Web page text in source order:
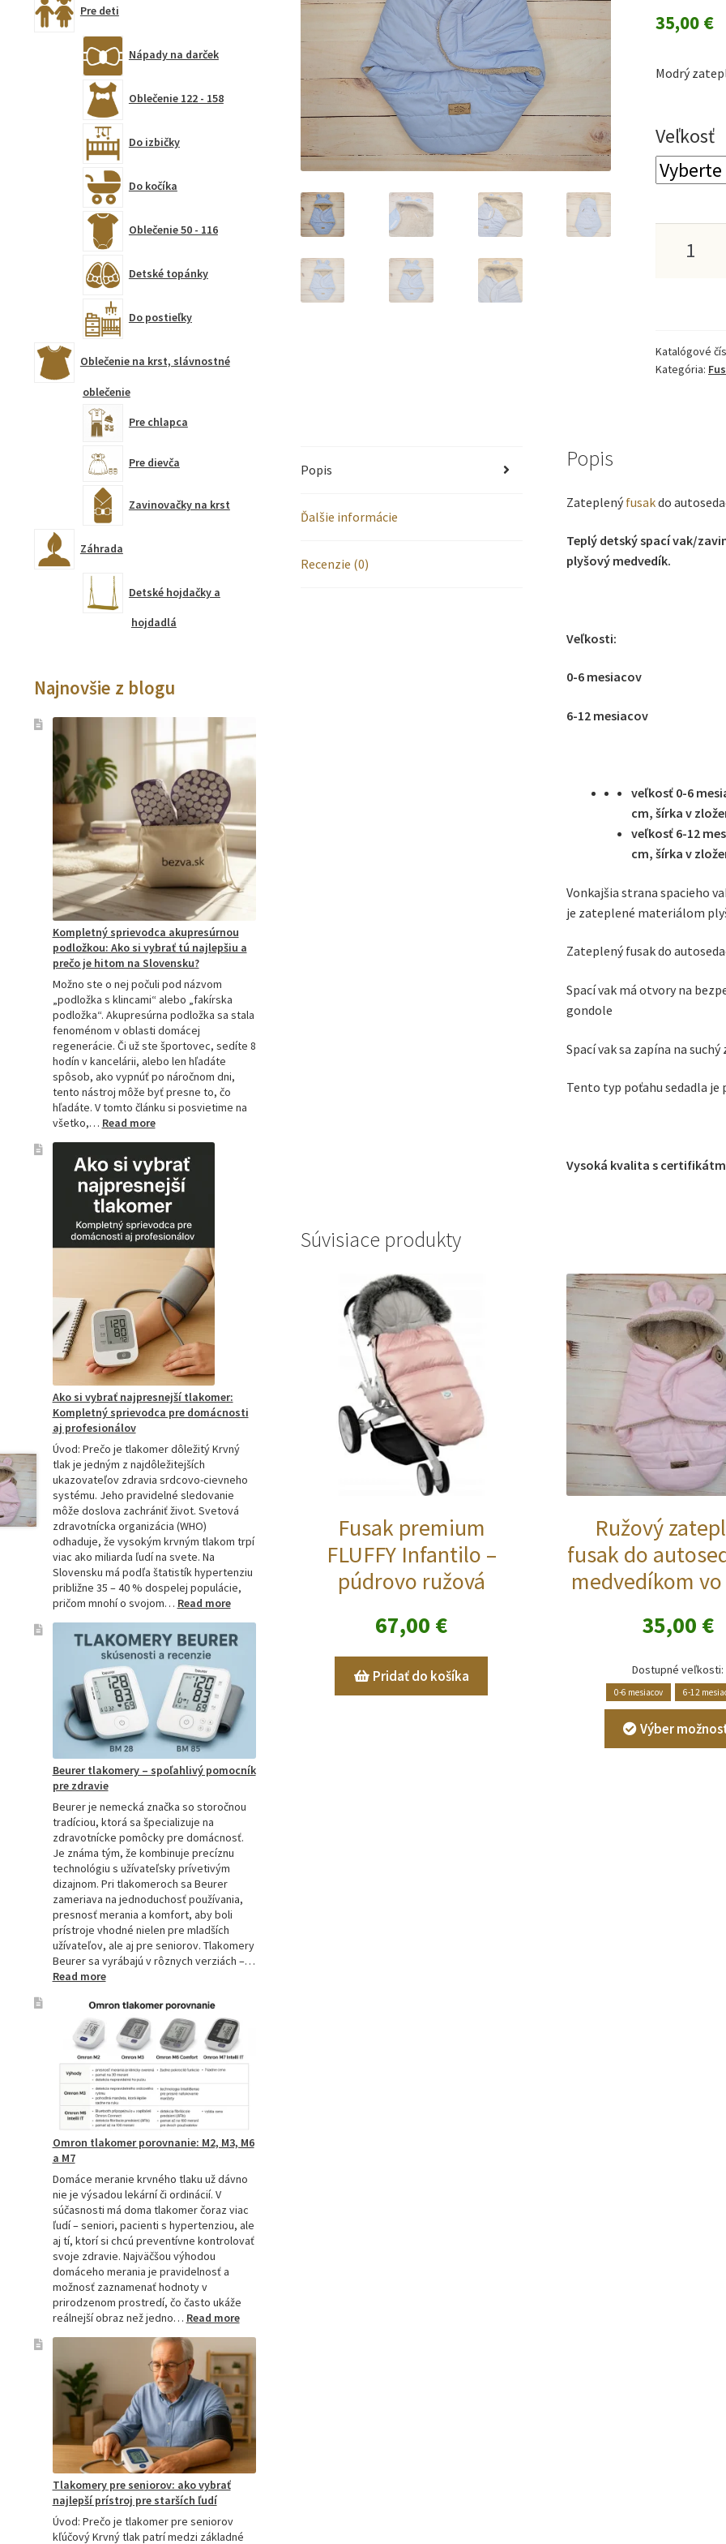
35,00 €
Modrý
Veľkosť
do
vnútri
Katalógové
Kategória:
Popis
Ďalšie informácie
Recenzie (0)
Popis
Zateplený fusakdo
Teplý detský spací vak/
plyšový medvedík.
Veľkosti:
0-6 mesiacov
6-12 mesiacov
veľkosť 0-6
cm, šírka v
veľkosť 6-12
cm, šírka v
Vonkajšia strana spacieho
je zateplené materiálom
Zateplený fusak do
Spací vak má otvory na
gondole
Spací vak sa zapína na suchý
Tento typ poťahu sedadla je
Vysoká kvalita s
Súvisiace produkty
Fusak premium
FLUFFY Infantilo –
púdrovo ružová
67,00 €
Pridať do košíka
Ružový
fusak do
medvedíkom
35,00 €
Dostupné veľkosti:
0-6 mesiacov 6-12
Výber
Pre deti
Nápady na darček
Oblečenie 122 - 158
Do izbičky
Do kočíka
Oblečenie 50 - 116
Detské topánky
Do postieľky
Oblečenie na krst, slávnostné
oblečenie
Pre chlapca
Pre dievča
Zavinovačky na krst
Záhrada
Detské hojdačky a
hojdadlá
Najnovšie z blogu
Kompletný sprievodca akupresúrnou
podložkou: Ako si vybrať tú najlepšiu a
prečo je hitom na Slovensku?
Možno ste o nej počuli pod názvom
„podložka s klincami“ alebo „fakírska
podložka“. Akupresúrna podložka sa stala
fenoménom v oblasti domácej
regenerácie. Či už ste športovec, sedíte 8
hodín v kancelárii, alebo len hľadáte
spôsob, ako vypnúť po náročnom dni,
tento nástroj môže byť presne to, čo
hľadáte. V tomto článku si posvietime na
všetko,… Read more:
akupresúrnou
podložkou:
Ako
si
vybrať
tú
najlepšiu
prečo
je
hitom
na
Slovensku?
Ako si vybrať najpresnejší tlakomer:
Kompletný sprievodca pre domácnosti
aj profesionálov
Úvod: Prečo je tlakomer dôležitý Krvný
tlak je jedným z najdôležitejších
ukazovateľov zdravia srdcovo-cievneho
systému. Jeho pravidelné sledovanie
môže doslova zachrániť život. Svetová
zdravotnícka organizácia (WHO)
odhaduje, že vysokým krvným tlakom trpí
viac ako miliarda ľudí na svete. Na
Slovensku má podľa štatistík hypertenziu
približne 35 – 40 % dospelej populácie,
pričom mnohí o svojom… Read more:
si
vybrať
tlakomer:
Kompletný
sprievodca
pre
domácnosti
aj
profesionálov
Beurer tlakomery – spoľahlivý pomocník
pre zdravie
Beurer je nemecká značka so storočnou
tradíciou, ktorá sa špecializuje na
zdravotnícke pomôcky pre domácnosť.
Je známa tým, že kombinuje precíznu
technológiu s užívateľsky prívetivým
dizajnom. Pri tlakomeroch sa Beurer
zameriava na jednoduchosť používania,
presnosť merania a komfort, aby boli
prístroje vhodné nielen pre mladších
užívateľov, ale aj pre seniorov. Tlakomery
Beurer sa vyrábajú v rôznych verziách –…
Read more:
tlakomery
spoľahlivý
pomocník
pre
zdravie
Omron tlakomer porovnanie: M2, M3, M6
a M7
Domáce meranie krvného tlaku už dávno
nie je výsadou lekární či ordinácií. V
súčasnosti má doma tlakomer čoraz viac
ľudí – seniori, pacienti s hypertenziou, ale
aj tí, ktorí si chcú preventívne kontrolovať
svoje zdravie. Najväčšou výhodou
domáceho merania je pravidelnosť a
možnosť zaznamenať hodnoty v
prirodzenom prostredí, čo často ukáže
reálnejší obraz než jedno… Read more:
porovnanie:
M2,
M3,
M6
a
M7
Tlakomery pre seniorov: ako vybrať
najlepší prístroj pre starších ľudí
Úvod: Prečo je tlakomer pre seniorov
kľúčový Krvný tlak patrí medzi základné